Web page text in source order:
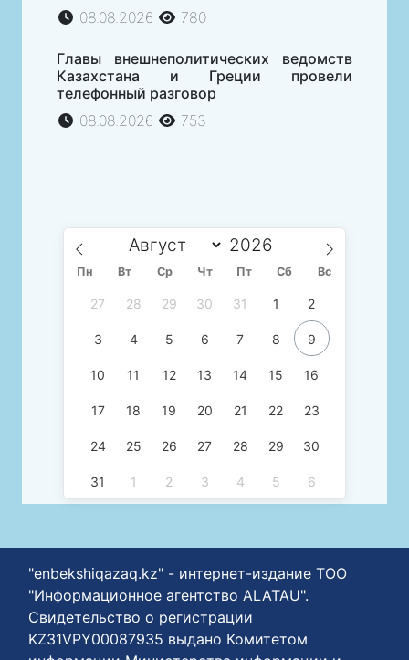
08.08.2026
780
Главы внешнеполитических ведомств
Казахстана и Греции провели
телефонный разговор
08.08.2026
753
Пн Вт Ср Чт Пт Сб Вс
27 28 29 30 31 1 2
3 4 5 6 7 8 9
10 11 12 13 14 15 16
17 18 19 20 21 22 23
24 25 26 27 28 29 30
31 1 2 3 4 5 6
"enbekshiqazaq.kz" - интернет-издание ТОО
"Информационное агентство ALATAU".
Свидетельство о регистрации
KZ31VPY00087935 выдано Комитетом